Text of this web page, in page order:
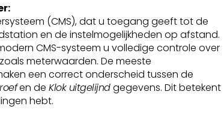
(CMS), dat u toegang geeft tot de
en de instelmogelijkheden op afstand.
CMS-systeem u volledige controle over
meterwaarden. De meeste
een correct onderscheid tussen de
en deKlok uitgelijndgegevens. Dit betekent
hebt.